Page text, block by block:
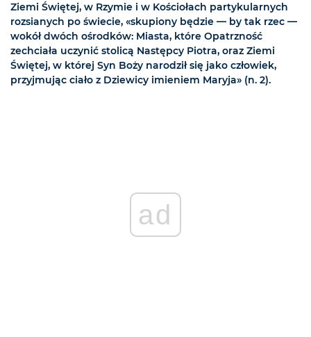
Ziemi Świętej, w Rzymie i w Kościołach partykularnych
rozsianych po świecie, «skupiony będzie — by tak rzec —
wokół dwóch ośrodków: Miasta, które Opatrzność
zechciała uczynić stolicą Następcy Piotra, oraz Ziemi
Świętej, w której Syn Boży narodził się jako człowiek,
przyjmując ciało z Dziewicy imieniem Maryja» (n. 2).
ad